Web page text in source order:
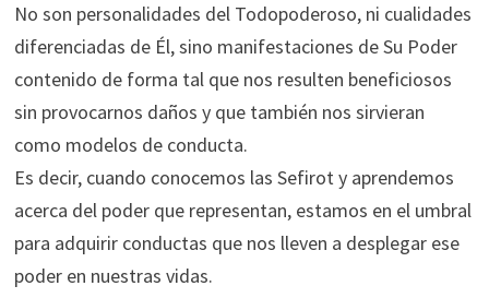
No son personalidades del Todopoderoso, ni cualidades
diferenciadas de Él, sino manifestaciones de Su Poder
contenido de forma tal que nos resulten beneficiosos
sin provocarnos daños y que también nos sirvieran
como modelos de conducta.
Es decir, cuando conocemos las Sefirot y aprendemos
acerca del poder que representan, estamos en el umbral
para adquirir conductas que nos lleven a desplegar ese
poder en nuestras vidas.